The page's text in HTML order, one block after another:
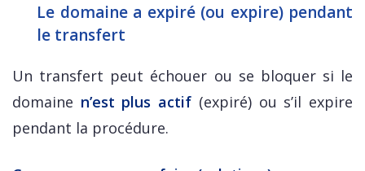
Le domaine a expiré (ou expire) pendant
le transfert
Un transfert peut échouer ou se bloquer si le
domaine n’est plus actif (expiré) ou s’il expire
pendant la procédure.